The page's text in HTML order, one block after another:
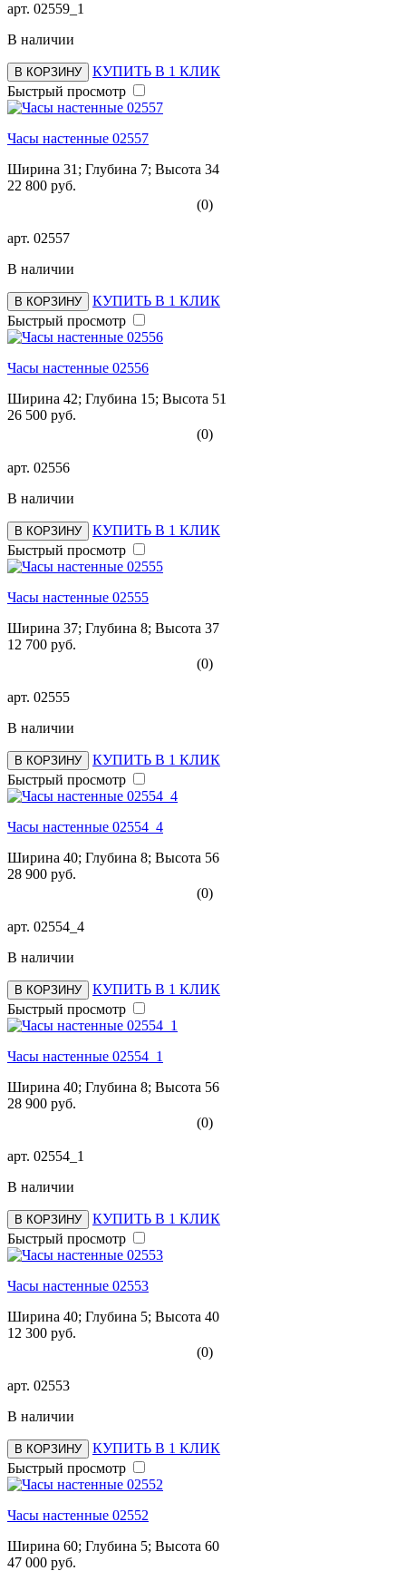
арт. 02559_1
В наличии
В КОРЗИНУ
КУПИТЬ В 1 КЛИК
Быстрый просмотр
Часы настенные 02557
Ширина 31; Глубина 7; Высота 34
22 800 руб.
(0)
арт. 02557
В наличии
В КОРЗИНУ
КУПИТЬ В 1 КЛИК
Быстрый просмотр
Часы настенные 02556
Ширина 42; Глубина 15; Высота 51
26 500 руб.
(0)
арт. 02556
В наличии
В КОРЗИНУ
КУПИТЬ В 1 КЛИК
Быстрый просмотр
Часы настенные 02555
Ширина 37; Глубина 8; Высота 37
12 700 руб.
(0)
арт. 02555
В наличии
В КОРЗИНУ
КУПИТЬ В 1 КЛИК
Быстрый просмотр
Часы настенные 02554_4
Ширина 40; Глубина 8; Высота 56
28 900 руб.
(0)
арт. 02554_4
В наличии
В КОРЗИНУ
КУПИТЬ В 1 КЛИК
Быстрый просмотр
Часы настенные 02554_1
Ширина 40; Глубина 8; Высота 56
28 900 руб.
(0)
арт. 02554_1
В наличии
В КОРЗИНУ
КУПИТЬ В 1 КЛИК
Быстрый просмотр
Часы настенные 02553
Ширина 40; Глубина 5; Высота 40
12 300 руб.
(0)
арт. 02553
В наличии
В КОРЗИНУ
КУПИТЬ В 1 КЛИК
Быстрый просмотр
Часы настенные 02552
Ширина 60; Глубина 5; Высота 60
47 000 руб.